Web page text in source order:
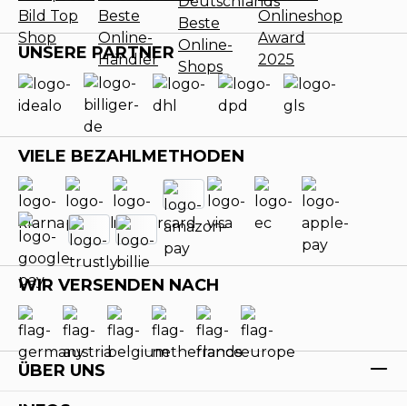
UNSERE PARTNER
VIELE BEZAHLMETHODEN
WIR VERSENDEN NACH
ÜBER UNS